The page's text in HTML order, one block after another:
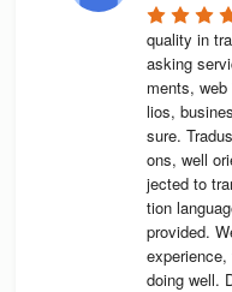
qua­lity in
asking
ments,
lios,
sure.
ons, well
jec­ted to
tion
pro­vi­ded.
doing well.